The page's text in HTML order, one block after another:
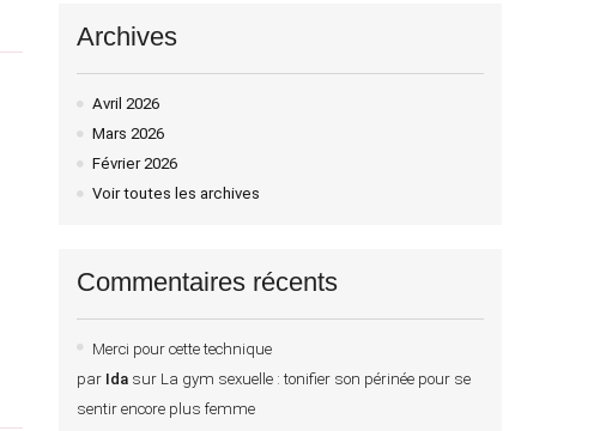
Archives
Avril 2026
Mars 2026
Février 2026
Voir toutes les archives
Commentaires récents
Merci pour cette technique
par Ida sur La gym sexuelle : tonifier son périnée pour se
sentir encore plus femme